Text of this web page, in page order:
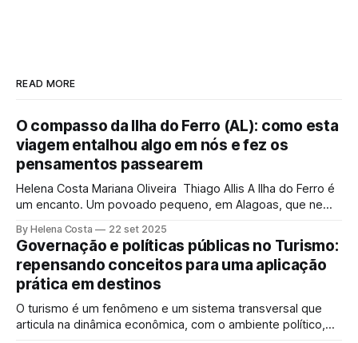
READ MORE
O compasso da Ilha do Ferro (AL): como esta
viagem entalhou algo em nós e fez os
pensamentos passearem
Helena Costa Mariana Oliveira Thiago Allis A Ilha do Ferro é
um encanto. Um povoado pequeno, em Alagoas, que nem
De um lado, terras alagoanas. Do outro, Sergipe. Sua
população de cerca de 500 pessoas tem água, arte
By Helena Costa 22 set 2025
Governação e políticas públicas no Turismo:
repensando conceitos para uma aplicação
prática em destinos
O turismo é um fenômeno e um sistema transversal que
articula na dinâmica econômica, com o ambiente político,